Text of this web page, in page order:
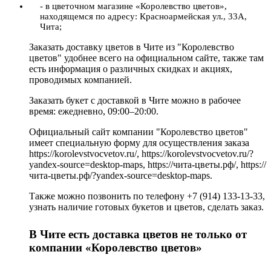
- в цветочном магазине «Королевство цветов»,
находящемся по адресу: Красноармейская ул., 33А,
Чита;
Заказать доставку цветов в Чите из "Королевство
цветов" удобнее всего на официальном сайте, также там
есть информация о различных скидках и акциях,
проводимых компанией.
Заказать букет с доставкой в Чите можно в рабочее
время: ежедневно, 09:00–20:00.
Официальный сайт компании "Королевство цветов"
имеет специальную форму для осуществления заказа
https://korolevstvocvetov.ru/, https://korolevstvocvetov.ru/?
yandex-source=desktop-maps, https://чита-цветы.рф/, https://
чита-цветы.рф/?yandex-source=desktop-maps.
Также можно позвонить по телефону +7 (914) 133-13-33,
узнать наличие готовых букетов и цветов, сделать заказ.
В Чите есть доставка цветов не только от
компании «Королевство цветов»